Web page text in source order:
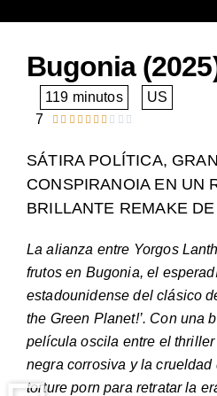
Bugonia
119 minutos
US
7
         Valorado
7
de
10
SÁTIRA POLÍTICA,
CONSPIRANOIA EN UN
BRILLANTE REMAKE
La alianza entre Yorgos
frutos en Bugonia, el
estadounidense del clásico
the Green Planet!’. Con una
película oscila entre el
negra corrosiva y la
torture porn para retratar la